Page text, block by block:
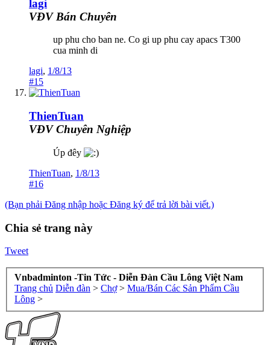
lagi
VĐV Bán Chuyên
up phu cho ban ne. Co gi up phu cay apacs T300
cua minh di
lagi, 1/8/13
#15
ThienTuan
VĐV Chuyên Nghiệp
Úp đêy
ThienTuan, 1/8/13
#16
(Bạn phải Đăng nhập hoặc Đăng ký để trả lời bài viết.)
Chia sẻ trang này
Tweet
Vnbadminton -Tin Tức - Diễn Đàn Cầu Lông Việt Nam
Trang chủ Diễn đàn > Chợ > Mua/Bán Các Sản Phẩm Cầu
Lông >